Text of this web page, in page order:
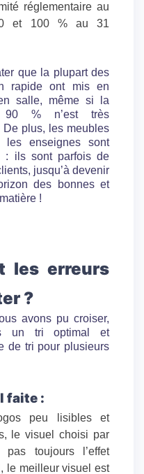
réglementaire au
et 100 % au 31
que la plupart des
rapide ont mis en
salle, même si la
90 % n’est très
De plus, les meubles
enseignes sont
: ils sont parfois de
jusqu’à devenir
des bonnes et
!
les erreurs
?
avons pu croiser,
un tri optimal et
de tri pour plusieurs
faite :
peu lisibles et
le visuel choisi par
pas toujours l’effet
le meilleur visuel est